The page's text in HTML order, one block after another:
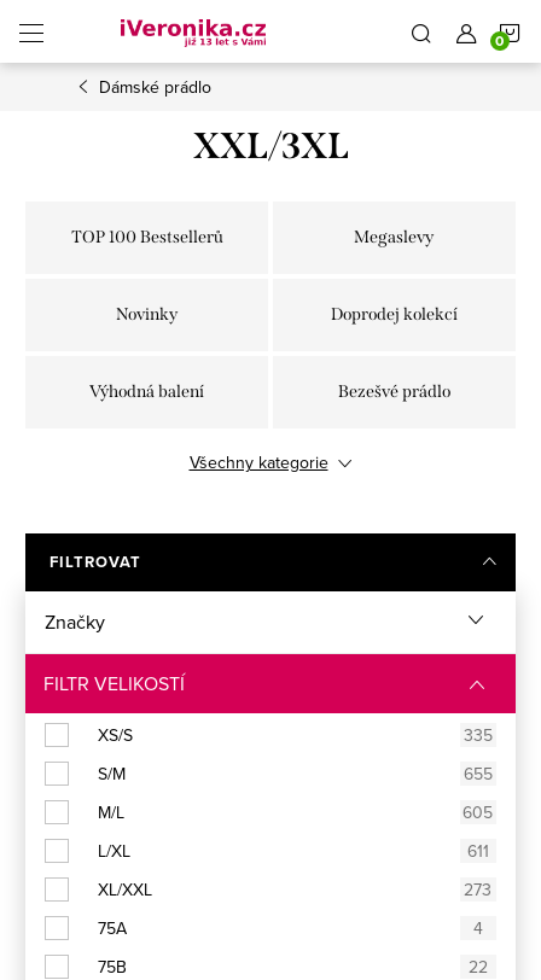
obsah
Dámské prádlo
XXL/3XL
TOP 100 Bestsellerů Megaslevy
Novinky Doprodej kolekcí
Výhodná balení Bezešvé prádlo
Střižené laserem Klasické kalhotky
Trička
Podprsenky
Noční košilky
Všechny kategorie
FILTROVAT
Značky
FILTR VELIKOSTÍ
XS/S
335
S/M
655
M/L
605
L/XL
611
XL/XXL
273
75A
4
75B
22